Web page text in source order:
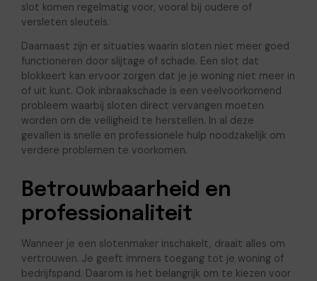
slot komen regelmatig voor, vooral bij oudere of
versleten sleutels.
Daarnaast zijn er situaties waarin sloten niet meer goed
functioneren door slijtage of schade. Een slot dat
blokkeert kan ervoor zorgen dat je je woning niet meer in
of uit kunt. Ook inbraakschade is een veelvoorkomend
probleem waarbij sloten direct vervangen moeten
worden om de veiligheid te herstellen. In al deze
gevallen is snelle en professionele hulp noodzakelijk om
verdere problemen te voorkomen.
Betrouwbaarheid en
professionaliteit
Wanneer je een slotenmaker inschakelt, draait alles om
vertrouwen. Je geeft immers toegang tot je woning of
bedrijfspand. Daarom is het belangrijk om te kiezen voor